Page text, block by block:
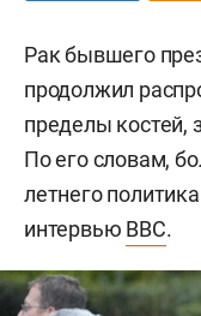
Рак бывшего
продолжил
пределы костей,
По его словам,
летнего
интервью BBC.